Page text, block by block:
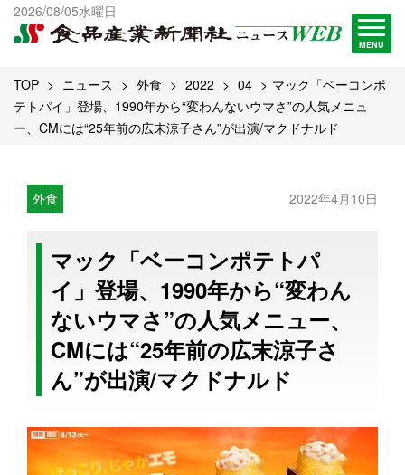
2026/08/05水曜日
MENU
出版物一覧へ
試読・購読申し込み
TOP ニュース 外食 2022 04
マック「ベーコンポ
テトパイ」登場、1990年から“変わんないウマさ”の人気メニュ
ー、CMには“25年前の広末涼子さん”が出演/マクドナルド
外食 2022年4月10日
マック「ベーコンポテトパ
イ」登場、1990年から“変わん
ないウマさ”の人気メニュー、
CMには“25年前の広末涼子さ
ん”が出演/マクドナルド